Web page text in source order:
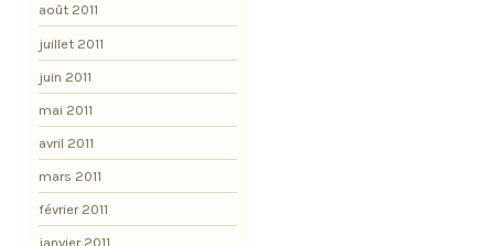
août 2011
juillet 2011
juin 2011
mai 2011
avril 2011
mars 2011
février 2011
janvier 2011